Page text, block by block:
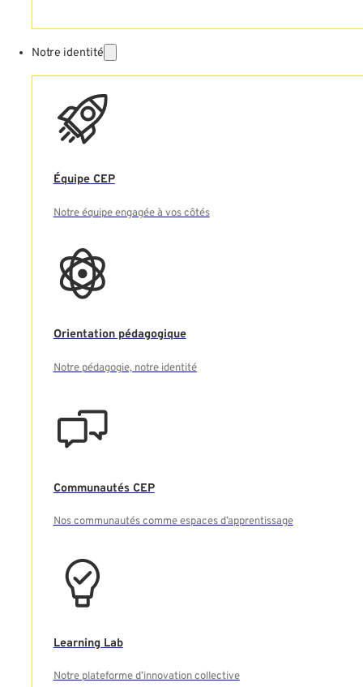
Notre identité
Équipe CEP
Notre équipe engagée à vos côtés
Orientation pédagogique
Notre pédagogie, notre identité
Communautés CEP
Nos communautés comme espaces d’apprentissage
Learning Lab
Notre plateforme d’innovation collective